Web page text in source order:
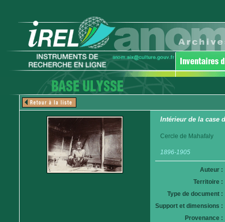
Intérieur de la case
Cercle de Mahafaly
1896-1905
Auteur :
Territoire :
Type de document :
Support et dimensions :
Provenance :